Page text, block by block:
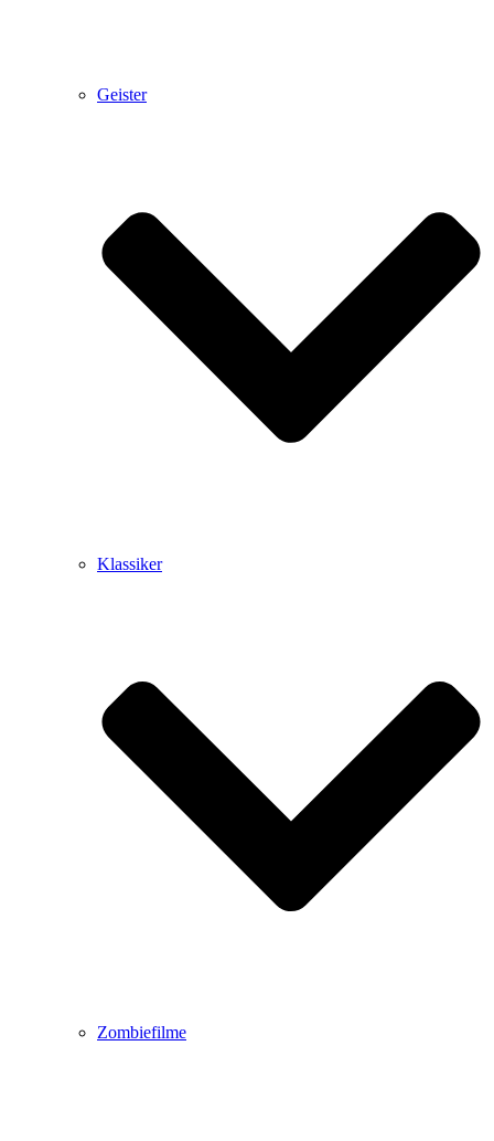
Geister
Klassiker
Zombiefilme